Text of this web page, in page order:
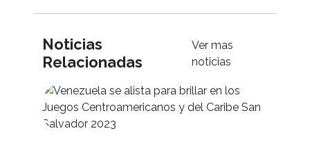
Noticias
Relacionadas
Ver mas
noticias